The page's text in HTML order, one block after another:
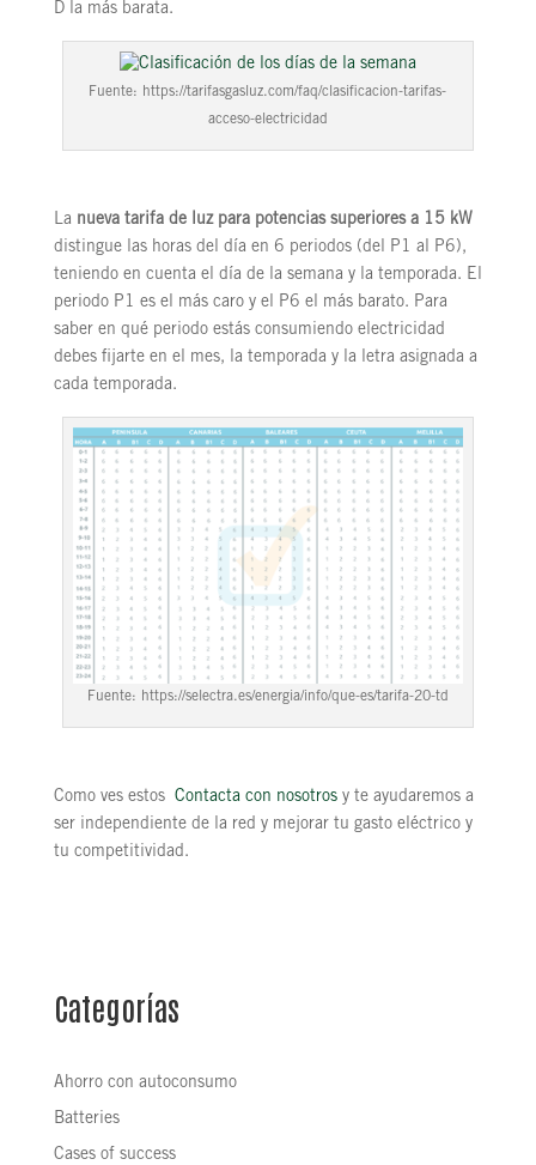
D la más barata.
Fuente: https://tarifasgasluz.com/faq/clasificacion-tarifas-
acceso-electricidad
La nueva tarifa de luz para potencias superiores a 15 kW
distingue las horas del día en 6 periodos (del P1 al P6),
teniendo en cuenta el día de la semana y la temporada. El
periodo P1 es el más caro y el P6 el más barato. Para
saber en qué periodo estás consumiendo electricidad
debes fijarte en el mes, la temporada y la letra asignada a
cada temporada.
Fuente: https://selectra.es/energia/info/que-es/tarifa-20-td
Como ves estos Contacta con nosotrosy te ayudaremos a
ser independiente de la red y mejorar tu gasto eléctrico y
tu competitividad.
Categorías
Ahorro con autoconsumo
Batteries
Cases of success